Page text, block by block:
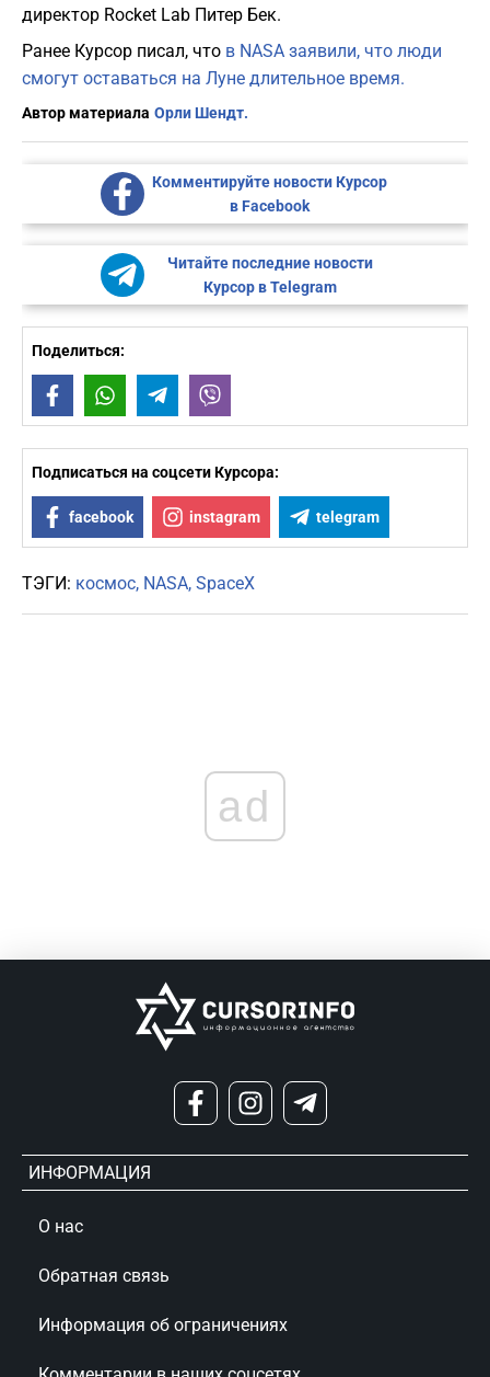
директор Rocket Lab Питер Бек.
Ранее Курсор писал, что в NASA заявили, что люди
смогут оставаться на Луне длительное время.
Автор материала Орли Шендт.
Комментируйте новости Курсор
в Facebook
Читайте последние новости
Курсор в Telegram
Поделиться:
FacebookWhatsAppTelegram
Подписаться на соцсети Курсора:
facebook instagram telegram
ТЭГИ: космос NASA SpaceX
ad
ИНФОРМАЦИЯ
О нас
Обратная связь
Информация об ограничениях